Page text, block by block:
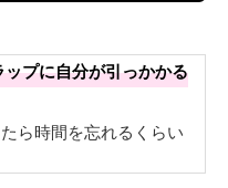
プに自分が引っかかる
ら時間を忘れるくらい